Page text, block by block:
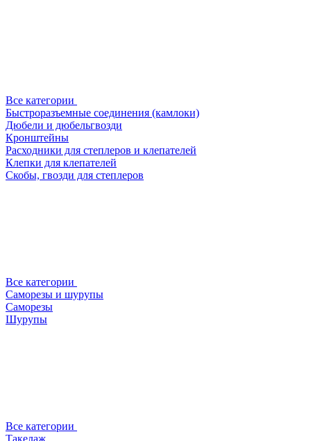
Все категории
Быстроразъемные соединения (камлоки)
Дюбели и дюбельгвозди
Кронштейны
Расходники для степлеров и клепателей
Клепки для клепателей
Скобы, гвозди для степлеров
Все категории
Саморезы и шурупы
Саморезы
Шурупы
Все категории
Такелаж